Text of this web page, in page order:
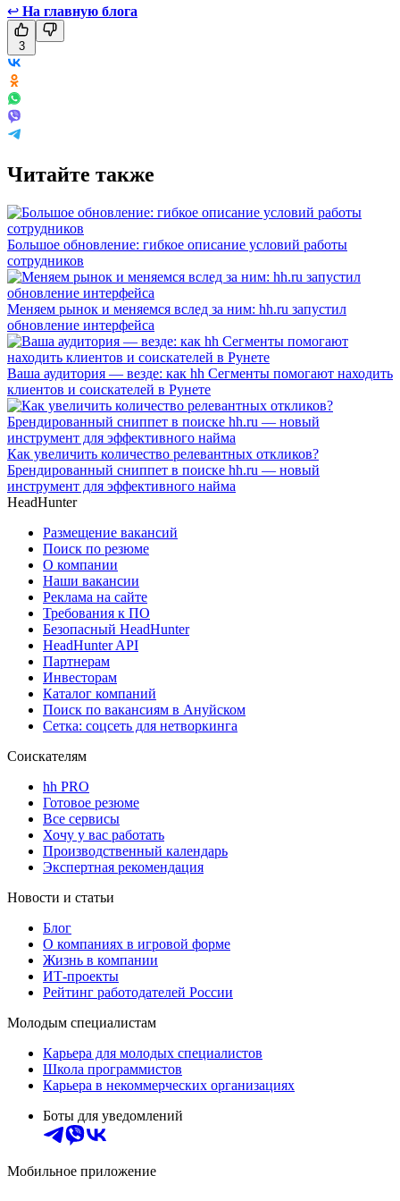
↩ На главную блога
3
Читайте также
Большое обновление: гибкое описание условий работы
сотрудников
Меняем рынок и меняемся вслед за ним: hh.ru запустил
обновление интерфейса
Ваша аудитория — везде: как hh Сегменты помогают находить
клиентов и соискателей в Рунете
Как увеличить количество релевантных откликов?
Брендированный сниппет в поиске hh.ru — новый
инструмент для эффективного найма
HeadHunter
Размещение вакансий
Поиск по резюме
О компании
Наши вакансии
Реклама на сайте
Требования к ПО
Безопасный HeadHunter
HeadHunter API
Партнерам
Инвесторам
Каталог компаний
Поиск по вакансиям в Ануйском
Сетка: соцсеть для нетворкинга
Соискателям
hh PRO
Готовое резюме
Все сервисы
Хочу у вас работать
Производственный календарь
Экспертная рекомендация
Новости и статьи
Блог
О компаниях в игровой форме
Жизнь в компании
ИТ-проекты
Рейтинг работодателей России
Молодым специалистам
Карьера для молодых специалистов
Школа программистов
Карьера в некоммерческих организациях
Боты для уведомлений
Мобильное приложение